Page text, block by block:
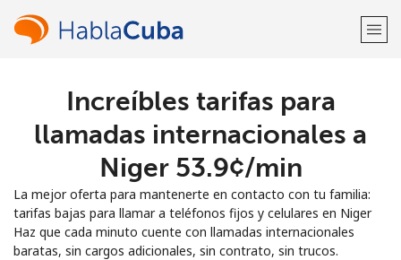
¡Bienvenido!
Regístrate con
Increíbles tarifas para
llamadas internacionales a
Niger ⁦53.9¢⁩/min
La mejor oferta para mantenerte en contacto con tu familia:
tarifas bajas para llamar a teléfonos fijos y celulares en Niger
Haz que cada minuto cuente con llamadas internacionales
baratas, sin cargos adicionales, sin contrato, sin trucos.